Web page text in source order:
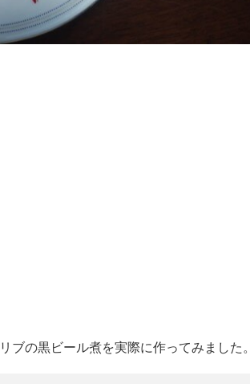
の黒ビール煮を実際に作ってみました。